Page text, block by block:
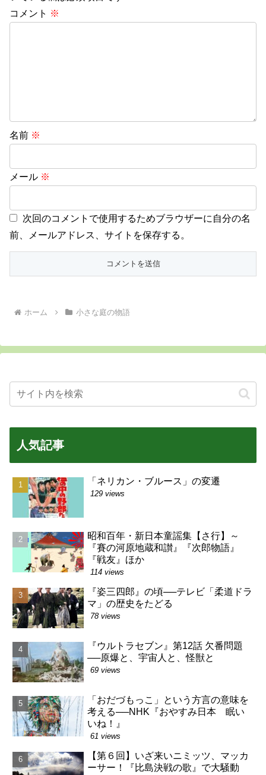
コメント ※
名前 ※
メール ※
次回のコメントで使用するためブラウザーに自分の名
前、メールアドレス、サイトを保存する。
ホーム 小さな庭の物語
人気記事
「ネリカン・ブルース」の変遷
129 views
昭和百年・新日本童謡集【さ行】～
『賽の河原地蔵和讃』『次郎物語』
『戦友』ほか
114 views
『姿三四郎』の頃──テレビ「柔道ドラ
マ」の歴史をたどる
78 views
『ウルトラセブン』第12話 欠番問題
──原爆と、宇宙人と、怪獣と
69 views
「おだづもっこ」という方言の意味を
考える──NHK『おやすみ日本 眠い
いね！』
61 views
【第６回】いざ来いニミッツ、マッカ
ーサー！『比島決戦の歌』で大騒動